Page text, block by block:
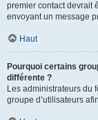
premier contact devrait
envoyant un message
Haut
Pourquoi certains
différente ?
Les administrateurs du
groupe d’utilisateurs